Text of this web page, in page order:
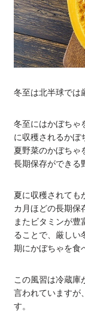
冬至は北半球では
冬至にはかぼちゃ
に収穫されるかぼ
夏野菜のかぼちゃ
長期保存ができる
夏に収穫されても
カ月ほどの長期保
またビタミンが豊
ることで、厳しい
期にかぼちゃを食
この風習は冷蔵庫
言われていますが
す。